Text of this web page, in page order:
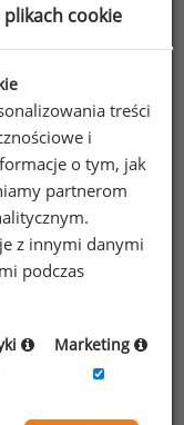
osób
banków
wynagrodzenie całkowite brutto
3,03 mln PLN
członków
roku”
plikach cookie
treści
i
o tym, jak
partnerom
z innymi danymi
podczas
Marketing